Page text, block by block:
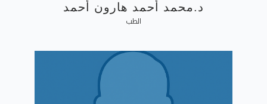
د.محمد أحمد هارون أحمد
الطب